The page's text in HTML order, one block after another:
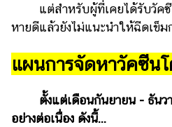
แต่สำหรับผู้ที่เคยได้รับวัค
หายดีแล้วยังไม่แนะนำให้ฉีดเข็
แผนการจัดหาวัคซีน
ตั้งแต่เดือนกันยายน - ธันว
อย่างต่อเนื่อง ดังนี้...